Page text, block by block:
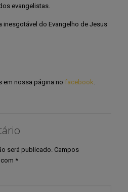
evangelistas.
inesgotável do Evangelho de Jesus
em nossa página no facebook.
será publicado. Campos
*